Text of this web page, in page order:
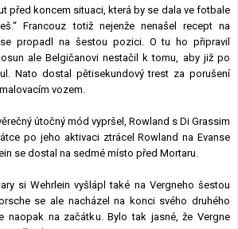
před koncem situaci, která by se dala ve fotbale
Francouz totiž nejenže nenašel recept na
propadl na šestou pozici. O tu ho připravil
ale Belgičanovi nestačil k tomu, aby již po
Nato dostal pětisekundový trest za porušení
vozem.
útočný mód vypršel, Rowland s Di Grassim
po jeho aktivaci ztrácel Rowland na Evanse
se dostal na sedmé místo před Mortaru.
si Wehrlein vyšlápl také na Vergneho šestou
se ale nacházel na konci svého druhého
naopak na začátku. Bylo tak jasné, že Vergne